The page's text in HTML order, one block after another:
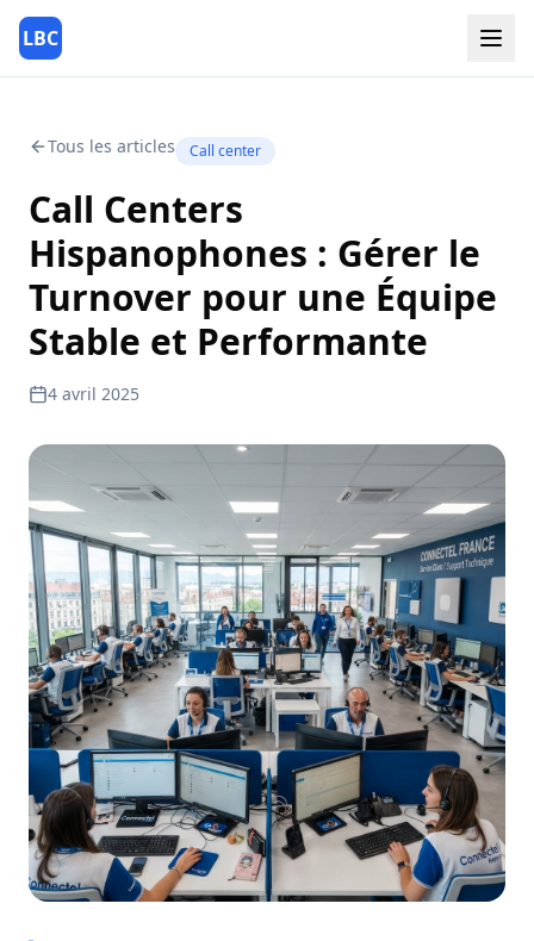
LBC
Tous les articles Call center
Call Centers
Hispanophones : Gérer le
Turnover pour une Équipe
Stable et Performante
4 avril 2025